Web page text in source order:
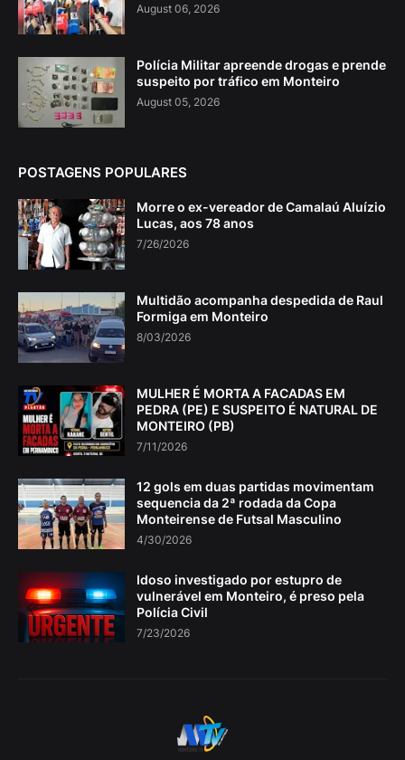
August 06, 2026
Polícia Militar apreende drogas e prende
suspeito por tráfico em Monteiro
August 05, 2026
POSTAGENS POPULARES
Morre o ex-vereador de Camalaú Aluízio
Lucas, aos 78 anos
7/26/2026
Multidão acompanha despedida de Raul
Formiga em Monteiro
8/03/2026
MULHER É MORTA A FACADAS EM
PEDRA (PE) E SUSPEITO É NATURAL DE
MONTEIRO (PB)
7/11/2026
12 gols em duas partidas movimentam
sequencia da 2ª rodada da Copa
Monteirense de Futsal Masculino
4/30/2026
Idoso investigado por estupro de
vulnerável em Monteiro, é preso pela
Polícia Civil
7/23/2026